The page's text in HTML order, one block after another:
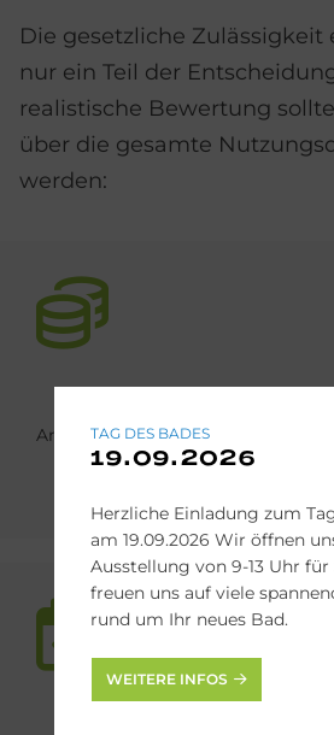
Die gesetzliche Zulässigkeit
nur ein Teil der
realistische Bewertung
über die gesamte
werden:
Anschaffungskosten der neuen
TAG DES BADES
19.09.2026
Herzliche Einladung zum
am 19.09.2026 Wir öffnen
Ausstellung von 9-13 Uhr für
freuen uns auf viele
rund um Ihr neues Bad.
WEITERE INFOS